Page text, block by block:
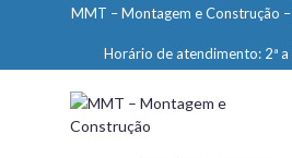
ENGENHARIA
LIMPEZA E CONSERVAÇÃO
MANUTENÇÃO PREDIAL
MMT – Montagem e Construção
Horário de atendimento: 2ª a